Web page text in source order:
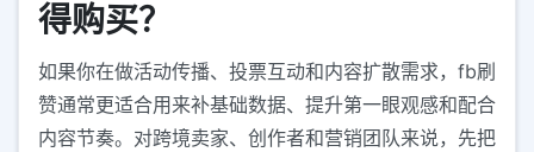
得购买？
如果你在做活动传播、投票互动和内容扩散需求，fb刷
赞通常更适合用来补基础数据、提升第一眼观感和配合
内容节奏。对跨境卖家、创作者和营销团队来说，先把